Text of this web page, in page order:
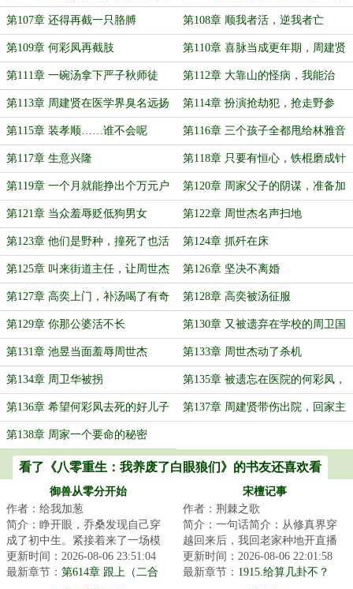
的废物点心
第107章 还得再截一只胳膊 第108章 顺我者活，逆我者亡
第109章 何彩凤再截肢 第110章 喜脉当成更年期，周建贤
口碑崩坏
第111章 一碗汤拿下严子秋师徒 第112章 大靠山的怪病，我能治
第113章 周建贤在医学界臭名远扬 第114章 扮演抢劫犯，抢走野参
第115章 装孝顺……谁不会呢 第116章 三个孩子全都甩给林雅音
第117章 生意兴隆 第118章 只要有恒心，铁棍磨成针
第119章 一个月就能挣出个万元户 第120章 周家父子的阴谋，准备加
大药量
第121章 当众羞辱贬低狗男女 第122章 周世杰名声扫地
第123章 他们是野种，撞死了也活
该
第124章 抓歼在床
第125章 叫来街道主任，让周世杰
身败名裂
第126章 坚决不离婚
第127章 高奕上门，补汤喝了有奇
效
第128章 高奕被汤征服
第129章 你那公婆活不长 第130章 又被遗弃在学校的周卫国
第131章 池昱当面羞辱周世杰 第133章 周世杰动了杀机
第134章 周卫华被拐 第135章 被遗忘在医院的何彩凤，
屎尿糊了一身
第136章 希望何彩凤去死的好儿子 第137章 周建贤带伤出院，回家主
第138章 周家一个要命的秘密
看了《八零重生：我养废了白眼狼们》的书友还喜欢看
御兽从零分开始
作者：给我加葱
简介：睁开眼，乔桑发现自己穿
成了初中生。紧接着来了一场模
拟考。毕业她怕了吗？她怕
了……这考的都什么...
更新时间：2026-08-06 23:51:04
最新章节： 第614章 跟上（二合
宋檀记事
作者：荆棘之歌
简介：一句话简介：从修真界穿
越回来后，我回老家种地开直播
卖菜了！修成金丹渡劫失败的宋
檀回到现代，发...
更新时间：2026-08-06 22:01:58
最新章节： 1915.给算几卦不？